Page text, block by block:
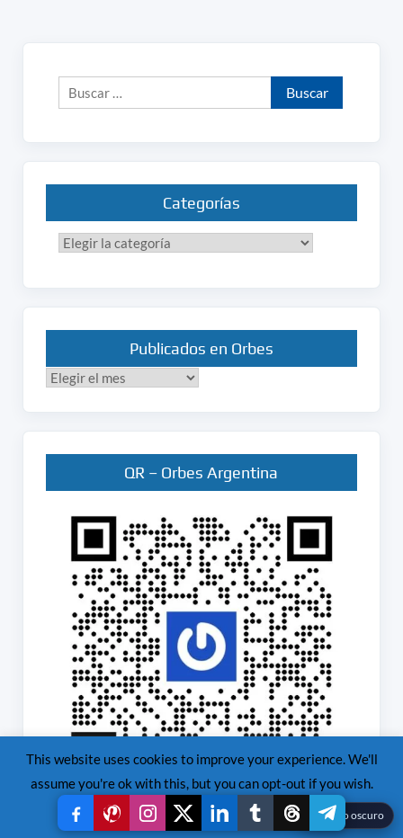
Buscar:
Categorías
Categorías
Publicados en Orbes
Publicados
QR – Orbes Argentina
This website uses cookies to improve your experience. We'll
assume you're ok with this, but you can opt-out if you wish.
Accept Reject Read More ☾Modo oscuro